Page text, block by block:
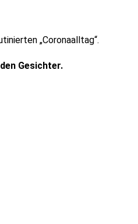
„Coronaalltag“.
Gesichter.